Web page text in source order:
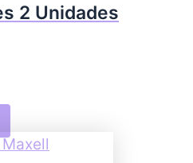
2 Unidades